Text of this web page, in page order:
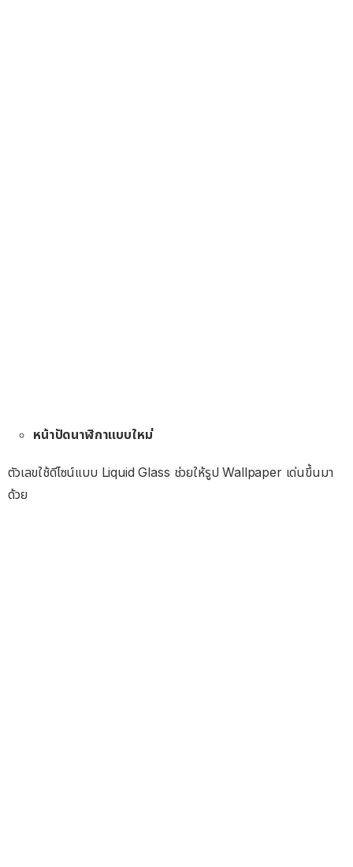
หน้าปัดนาฬิกาแบบใหม่
ตัวเลขใช้ดีไซน์แบบ Liquid Glass ช่วยให้รูป Wallpaper เด่นขึ้นมา
ด้วย